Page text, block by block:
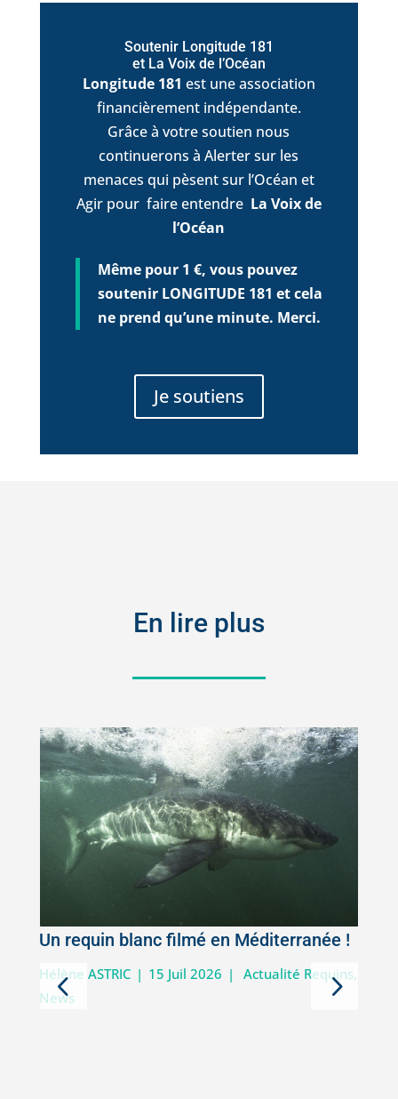
Soutenir Longitude 181
et La Voix de l’Océan
Longitude 181 est une association
financièrement indépendante.
Grâce à votre soutien nous
continuerons à Alerter sur les
menaces qui pèsent sur l’Océan et
Agir pour faire entendre La Voix de
l’Océan
Même pour 1 €, vous pouvez
soutenir LONGITUDE 181 et cela
ne prend qu’une minute. Merci.
Je soutiens
En lire plus
Un requin blanc filmé en Méditerranée !
Hélène ASTRIC | 15 Juil 2026 | Actualité Requins,
News